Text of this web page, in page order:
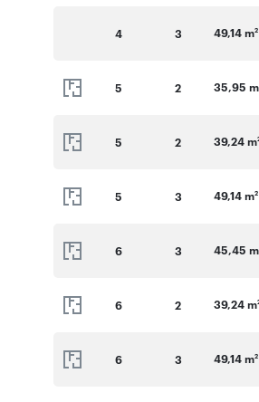
4 3 49,14 m2
5 2 35,95 m
5 2 39,24 m
5 3 49,14 m2
6 3 45,45 m
6 2 39,24 m
6 3 49,14 m2